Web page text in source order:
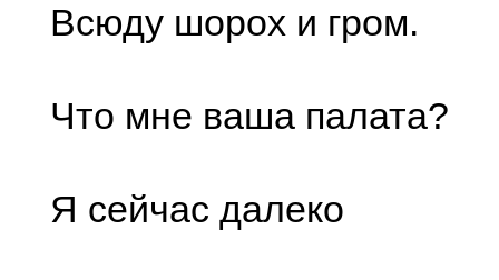
Всюду шорох и гром.
Что мне ваша палата?
Я сейчас далеко